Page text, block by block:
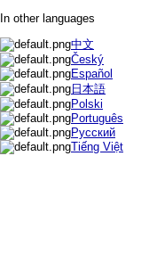
In other languages
中文
Český
Español
日本語
Polski
Português
Русский
Tiếng Việt